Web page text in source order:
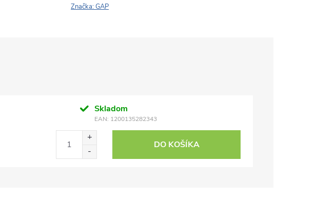
Značka:GAP
Skladom
EAN: 1200135282343
DO KOŠÍKA